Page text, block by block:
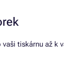
tiskárnu až k